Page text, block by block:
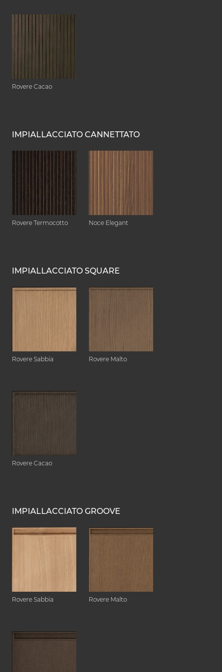
Rovere Cacao
IMPIALLACCIATO CANNETTATO
Rovere Termocotto Noce Elegant
IMPIALLACCIATO SQUARE
Rovere Sabbia Rovere Malto
Rovere Cacao
IMPIALLACCIATO GROOVE
Rovere Sabbia Rovere Malto